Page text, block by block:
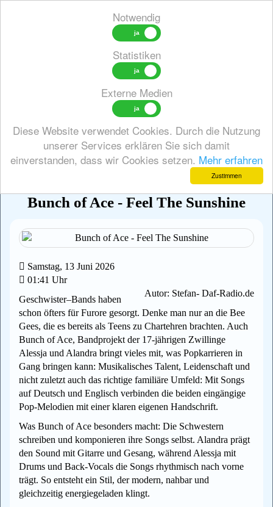
Notwendig
Statistiken
Externe Medien
Diese Website verwendet Cookies. Durch die Nutzung
unserer Services erklären Sie sich damit
einverstanden, dass wir Cookies setzen. Mehr erfahren
Zustimmen
zurück Neuvorstellungen - Bemusterungen News
Bunch of Ace - Feel The Sunshine
Samstag, 13 Juni 2026
01:41 Uhr
Autor: Stefan- Daf-Radio.de
Geschwister–Bands haben
schon öfters für Furore gesorgt. Denke man nur an die Bee
Gees, die es bereits als Teens zu Chartehren brachten. Auch
Bunch of Ace, Bandprojekt der 17-jährigen Zwillinge
Alessja und Alandra bringt vieles mit, was Popkarrieren in
Gang bringen kann: Musikalisches Talent, Leidenschaft und
nicht zuletzt auch das richtige familiäre Umfeld: Mit Songs
auf Deutsch und Englisch verbinden die beiden eingängige
Pop-Melodien mit einer klaren eigenen Handschrift.
Was Bunch of Ace besonders macht: Die Schwestern
schreiben und komponieren ihre Songs selbst. Alandra prägt
den Sound mit Gitarre und Gesang, während Alessja mit
Drums und Back-Vocals die Songs rhythmisch nach vorne
trägt. So entsteht ein Stil, der modern, nahbar und
gleichzeitig energiegeladen klingt.